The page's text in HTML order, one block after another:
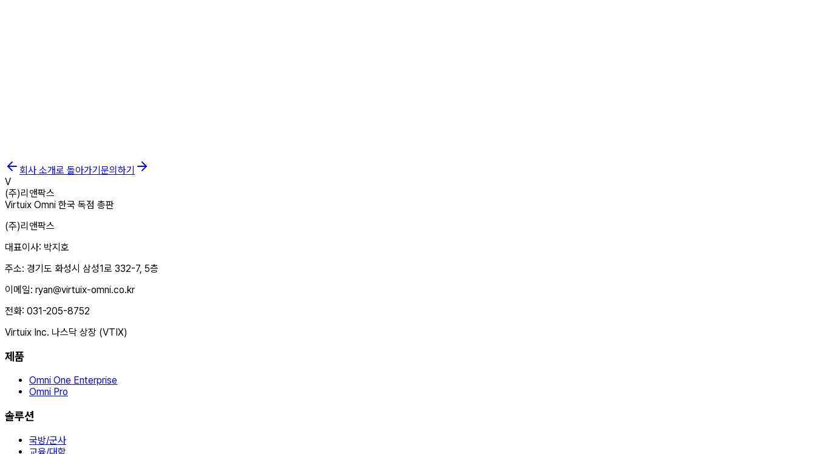
회사 소개로 돌아가기문의하기
V
(주)리앤팍스
Virtuix Omni 한국 독점 총판
(주)리앤팍스
대표이사: 박지호
주소: 경기도 화성시 삼성1로 332-7, 5층
이메일: ryan@virtuix-omni.co.kr
전화: 031-205-8752
Virtuix Inc. 나스닥 상장 (VTIX)
제품
Omni One Enterprise
Omni Pro
솔루션
국방/군사